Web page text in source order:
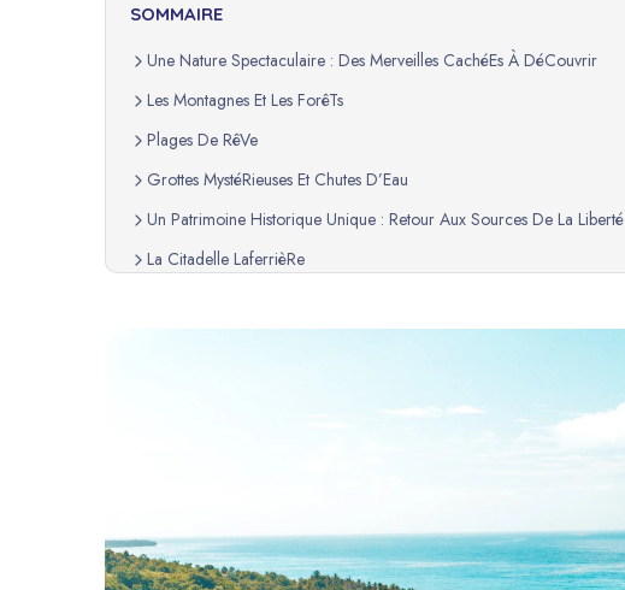
SOMMAIRE
Une Nature Spectaculaire : Des Merveilles CachéEs À DéCouvrir
Les Montagnes Et Les ForêTs
Plages De RêVe
Grottes MystéRieuses Et Chutes D’Eau
Un Patrimoine Historique Unique : Retour Aux Sources De La Liberté
La Citadelle LaferrièRe
Boissons Locales
Pourquoi HaïTi Devrait Figurer Sur Votre Liste De Voyages